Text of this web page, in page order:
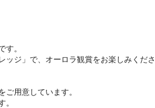
す。
ッジ」で、オーロラ観賞をお楽しみくださ
用意しています。
。